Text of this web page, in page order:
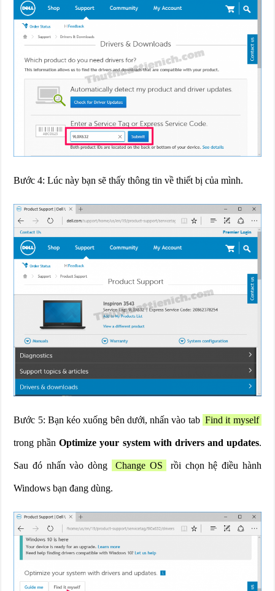
Bước 4: Lúc này bạn sẽ thấy thông tin về thiết bị của mình.
Bước 5: Bạn kéo xuống bên dưới, nhấn vào tab Find it myself
trong phầnOptimize your system with drivers and updates.
Sau đó nhấn vào dòng Change OS rồi chọn hệ điều hành
Windows bạn đang dùng.